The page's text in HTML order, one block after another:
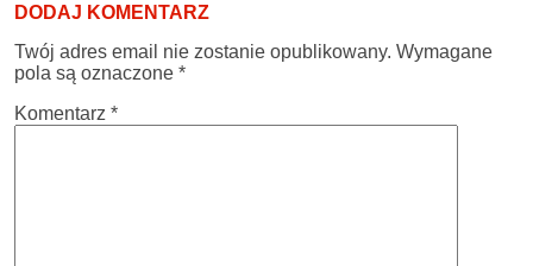
DODAJ KOMENTARZ
Twój adres email nie zostanie opublikowany. Wymagane
pola są oznaczone *
Komentarz *